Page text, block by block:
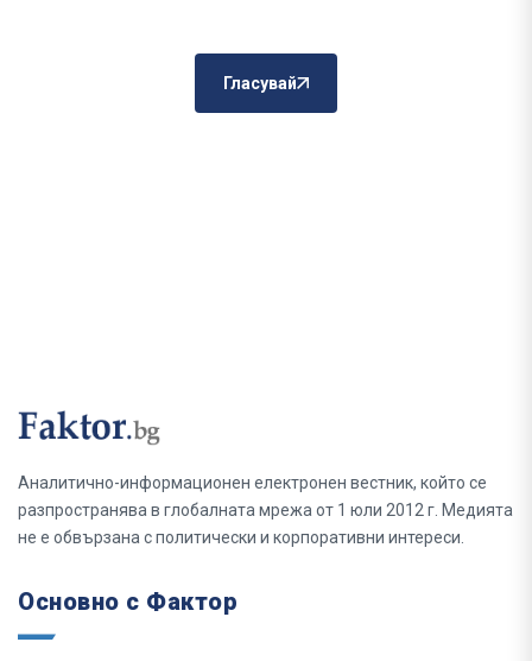
Гласувай
Аналитично-информационен електронен вестник, който се
разпространява в глобалната мрежа от 1 юли 2012 г. Медията
не е обвързана с политически и корпоративни интереси.
Основно с Фактор